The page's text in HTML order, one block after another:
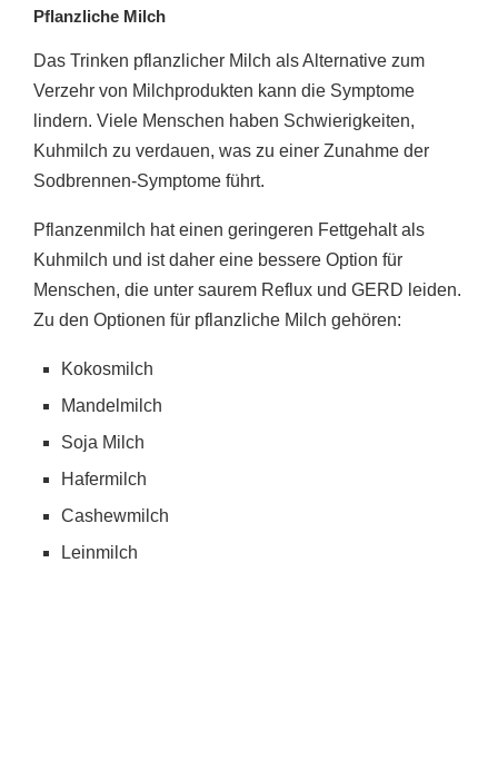
Pflanzliche Milch
Das Trinken pflanzlicher Milch als Alternative zum
Verzehr von Milchprodukten kann die Symptome
lindern. Viele Menschen haben Schwierigkeiten,
Kuhmilch zu verdauen, was zu einer Zunahme der
Sodbrennen-Symptome führt.
Pflanzenmilch hat einen geringeren Fettgehalt als
Kuhmilch und ist daher eine bessere Option für
Menschen, die unter saurem Reflux und GERD leiden.
Zu den Optionen für pflanzliche Milch gehören:
Kokosmilch
Mandelmilch
Soja Milch
Hafermilch
Cashewmilch
Leinmilch